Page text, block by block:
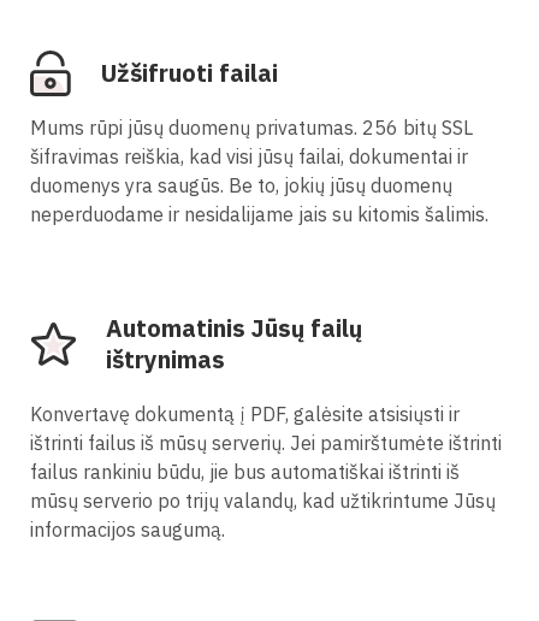
Užšifruoti failai
Mums rūpi jūsų duomenų privatumas. 256 bitų SSL
šifravimas reiškia, kad visi jūsų failai, dokumentai ir
duomenys yra saugūs. Be to, jokių jūsų duomenų
neperduodame ir nesidalijame jais su kitomis šalimis.
Automatinis Jūsų failų
ištrynimas
Konvertavę dokumentą į PDF, galėsite atsisiųsti ir
ištrinti failus iš mūsų serverių. Jei pamirštumėte ištrinti
failus rankiniu būdu, jie bus automatiškai ištrinti iš
mūsų serverio po trijų valandų, kad užtikrintume Jūsų
informacijos saugumą.